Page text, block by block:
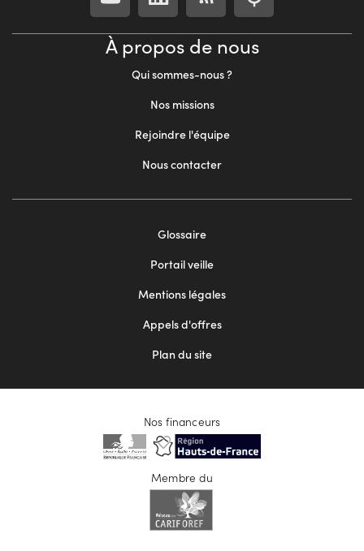
À propos de nous
Qui sommes-nous ?
Nos missions
Rejoindre l'équipe
Nous contacter
Glossaire
Portail veille
Mentions légales
Appels d'offres
Plan du site
Nos financeurs
Membre du